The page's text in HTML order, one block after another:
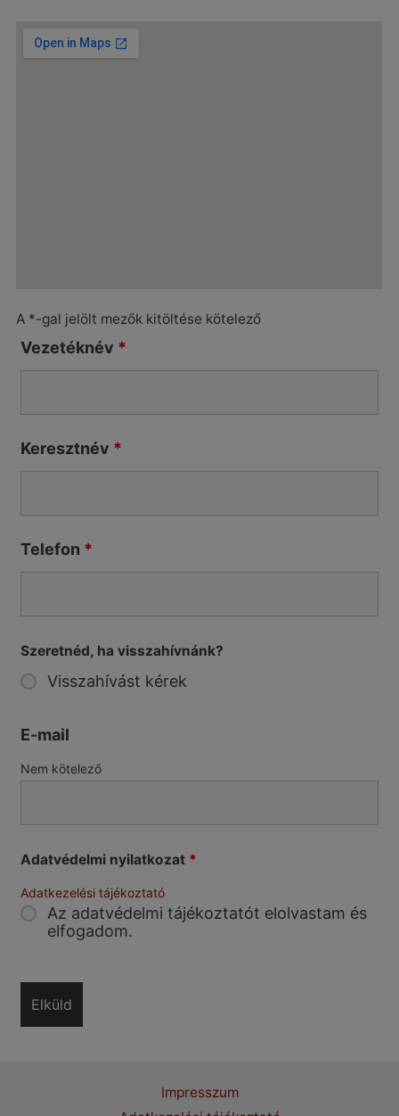
A *-gal jelölt mezők kitöltése kötelező
Vezetéknév *
Keresztnév *
Telefon *
Szeretnéd, ha visszahívnánk?
Visszahívást kérek
E-mail
Nem kötelező
Adatvédelmi nyilatkozat *
Az adatvédelmi tájékoztatót elolvastam és
elfogadom.
Adatkezelési tájékoztató
Impresszum